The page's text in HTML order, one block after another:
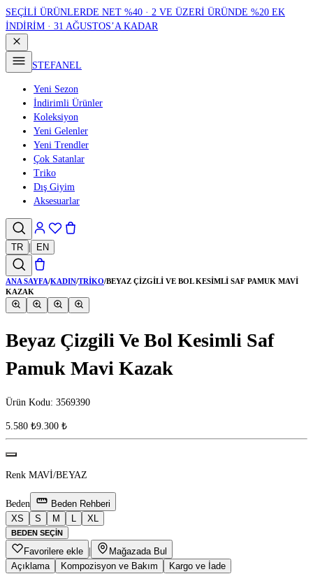
SEÇİLİ ÜRÜNLERDE NET %40 · 2 VE ÜZERİ ÜRÜNDE %20 EK
İNDİRİM · 31 AĞUSTOS’A KADAR
STEFANEL
Yeni Sezon
İndirimli Ürünler
Koleksiyon
Yeni Gelenler
Yeni Trendler
Çok Satanlar
Triko
Dış Giyim
Aksesuarlar
TR EN
ANA SAYFA/KADIN/TRIKO/BEYAZ ÇIZGILI VE BOL KESIMLI SAF PAMUK MAVI
KAZAK
Beyaz Çizgili Ve Bol Kesimli Saf
Pamuk Mavi Kazak
Ürün Kodu: 3569390
5.580 ₺9.300 ₺
Renk MAVİ/BEYAZ
Beden
Beden Rehberi
XS
S M L XL
BEDEN SEÇIN
Favorilere ekle |
Mağazada Bul
Açıklama
Kompozisyon ve Bakım Kargo ve İade